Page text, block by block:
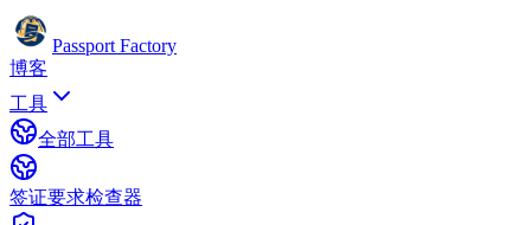
Passport Factory
博客
工具
全部工具
签证要求检查器